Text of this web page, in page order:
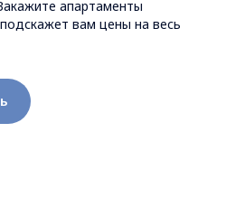
апартаменты
вам цены на весь